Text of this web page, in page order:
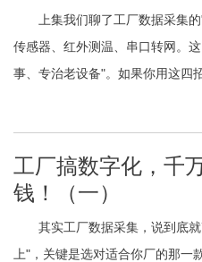
上集我们聊了工厂数据采
传感器、红外测温、串口转网。
事、专治老设备"。如果你用这四
工厂搞数字化，千
钱！（一）
其实工厂数据采集，说到底
上"，关键是选对适合你厂的那一款